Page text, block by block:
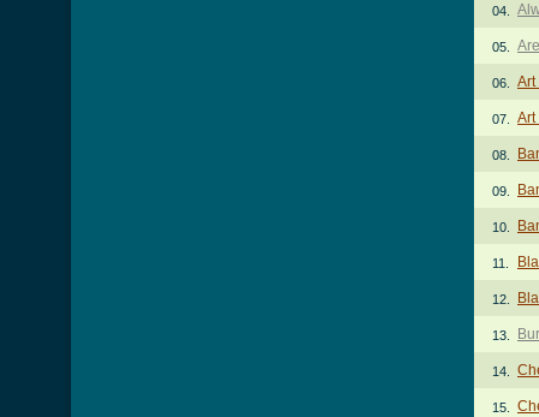
04.
05.
06. Art
07. Art
08.
09.
10.
11.
12.
13.
14.
15.